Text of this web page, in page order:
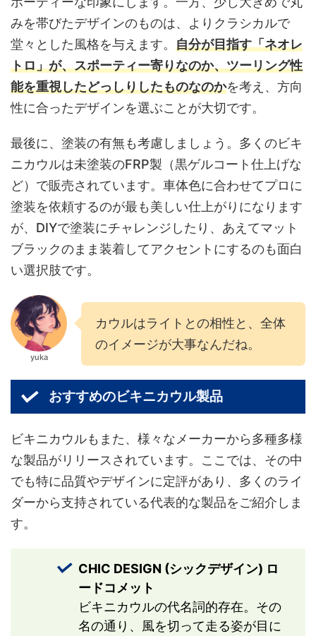
みを帯びたデザインのものは、よりクラシカルで
堂々とした風格を与えます。 自分が目指す「ネオレ
トロ」が、スポーティー寄りなのか、ツーリング性
能を重視したどっしりしたものなのかを考え、方向
性に合ったデザインを選ぶことが大切です。
最後に、塗装の有無も考慮しましょう。多くのビキ
ニカウルは未塗装のFRP製（黒ゲルコート仕上げな
ど）で販売されています。車体色に合わせてプロに
塗装を依頼するのが最も美しい仕上がりになります
が、DIYで塗装にチャレンジしたり、あえてマット
ブラックのまま装着してアクセントにするのも面白
い選択肢です。
yuka
カウルはライトとの相性と、全体
のイメージが大事なんだね。
おすすめのビキニカウル製品
ビキニカウルもまた、様々なメーカーから多種多様
な製品がリリースされています。ここでは、その中
でも特に品質やデザインに定評があり、多くのライ
ダーから支持されている代表的な製品をご紹介しま
す。
CHIC DESIGN (シックデザイン) ロ
ードコメット
ビキニカウルの代名詞的存在。その
名の通り、風を切って走る姿が目に